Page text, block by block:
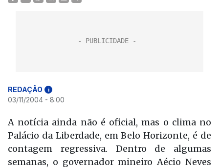
REDAÇÃO i
03/11/2004 - 8:00
A notícia ainda não é oficial, mas o clima no
Palácio da Liberdade, em Belo Horizonte, é de
contagem regressiva. Dentro de algumas
semanas, o governador mineiro Aécio Neves